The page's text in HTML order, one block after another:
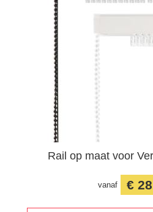
Rail op maat voor
vanaf €